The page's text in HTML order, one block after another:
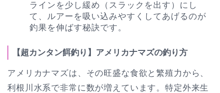
ラインを少し緩め（スラックを出す）にし
て、ルアーを吸い込みやすくしてあげるのが
釣果を伸ばす秘訣です。
【超カンタン餌釣り】アメリカナマズの釣り方
アメリカナマズは、その旺盛な食欲と繁殖力から、
利根川水系で非常に数が増えています。特定外来生